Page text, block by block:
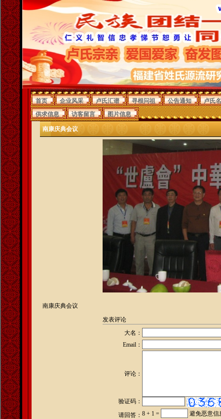
首页 企业风采 卢氏汇谱 寻根问祖 公告通知
卢氏
供求信息
访客留言 图片信息
南康庆典会议
南康庆典会议
发表评论
大名：
Email：
评论：
验证码：
请回答： 8 + 1 = 避免恶意信